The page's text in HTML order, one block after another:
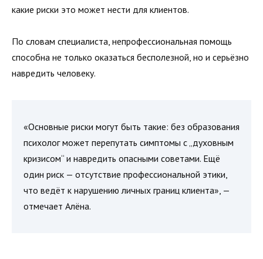
какие риски это может нести для клиентов.
По словам специалиста, непрофессиональная помощь
способна не только оказаться бесполезной, но и серьёзно
навредить человеку.
«Основные риски могут быть такие: без образования
психолог может перепутать симптомы с „духовным
кризисом“ и навредить опасными советами. Ещё
один риск — отсутствие профессиональной этики,
что ведёт к нарушению личных границ клиента», —
отмечает Алёна.